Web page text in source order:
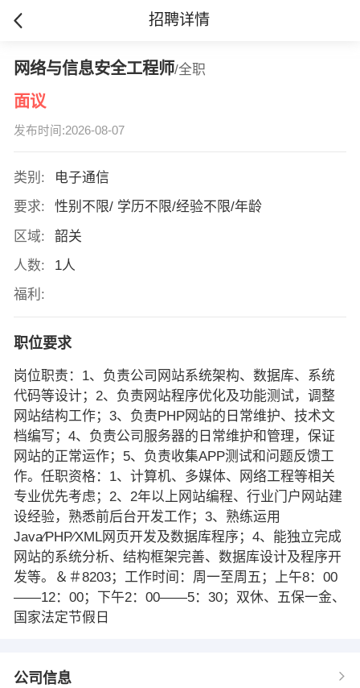
招聘详情
网络与信息安全工程师/全职
面议
发布时间:2026-08-07
类别:
电子通信
要求:
性别不限/ 学历不限/经验不限/年龄
区域:
韶关
人数:
1人
福利:
职位要求
岗位职责：1、负责公司网站系统架构、数据库、系统
代码等设计；2、负责网站程序优化及功能测试，调整
网站结构工作；3、负责PHP网站的日常维护、技术文
档编写；4、负责公司服务器的日常维护和管理，保证
网站的正常运作；5、负责收集APP测试和问题反馈工
作。任职资格：1、计算机、多媒体、网络工程等相关
专业优先考虑；2、2年以上网站编程、行业门户网站建
设经验，熟悉前后台开发工作；3、熟练运用
Java∕PHP∕XML网页开发及数据库程序；4、能独立完成
网站的系统分析、结构框架完善、数据库设计及程序开
发等。＆＃8203；工作时间：周一至周五；上午8：00
——12：00；下午2：00——5：30；双休、五保一金、
国家法定节假日
公司信息